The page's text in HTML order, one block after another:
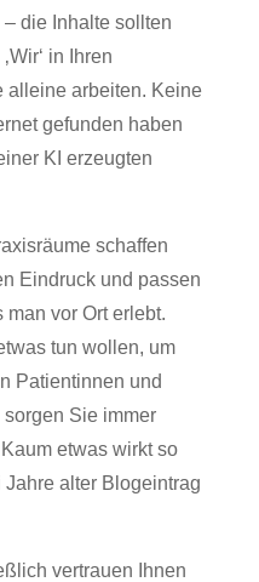
die Inhalte sollten
in Ihren
alleine arbeiten. Keine
gefunden haben
KI erzeugten
schaffen
Eindruck und passen
vor Ort erlebt.
tun wollen, um
Patientinnen und
Sie immer
etwas wirkt so
alter Blogeintrag
vertrauen Ihnen